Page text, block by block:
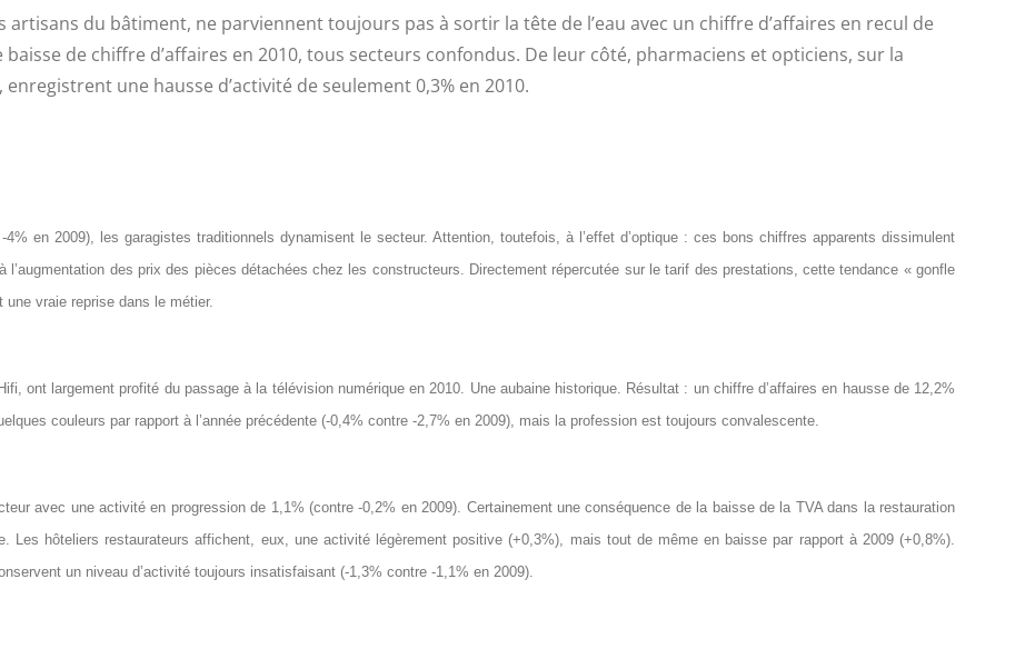
artisans du bâtiment, ne parviennent toujours pas à sortir la tête de l’eau avec un chiffre d’affaires en recul de
baisse de chiffre d’affaires en 2010, tous secteurs confondus. De leur côté, pharmaciens et opticiens, sur la
une hausse d’activité de seulement 0,3% en 2010.
en 2009), les garagistes traditionnels dynamisent le secteur. Attention, toutefois, à l’effet d’optique : ces bons chiffres apparents dissimulent
des prix des pièces détachées chez les constructeurs. Directement répercutée sur le tarif des prestations, cette tendance « gonfle
vraie reprise dans le métier.
ont largement profité du passage à la télévision numérique en 2010. Une aubaine historique. Résultat : un chiffre d’affaires en hausse de 12,2%
couleurs par rapport à l’année précédente (-0,4% contre -2,7% en 2009), mais la profession est toujours convalescente.
avec une activité en progression de 1,1% (contre -0,2% en 2009). Certainement une conséquence de la baisse de la TVA dans la restauration
Les hôteliers restaurateurs affichent, eux, une activité légèrement positive (+0,3%), mais tout de même en baisse par rapport à 2009 (+0,8%).
un niveau d’activité toujours insatisfaisant (-1,3% contre -1,1% en 2009).